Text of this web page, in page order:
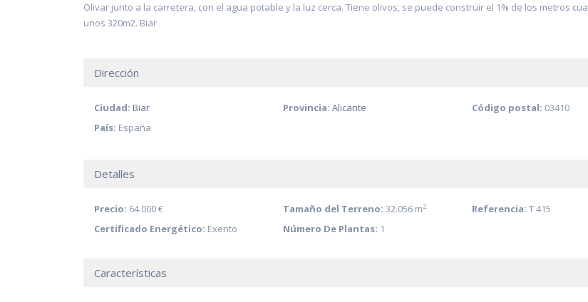
Olivar junto a la carretera, con el agua potable y la luz cerca. Tiene olivos, se puede construir el 1% de los metros
unos 320m2. Biar
Dirección
Ciudad: Biar Provincia: Alicante Código postal: 03410
País: España
Detalles
Precio: 64.000 € Tamaño del Terreno: 32.056 m2 Referencia: T 415
Certificado Energético: Exento Número De Plantas: 1
Características